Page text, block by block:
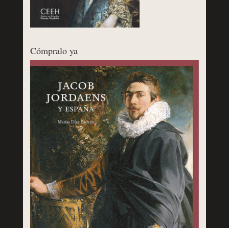
Cómpralo ya